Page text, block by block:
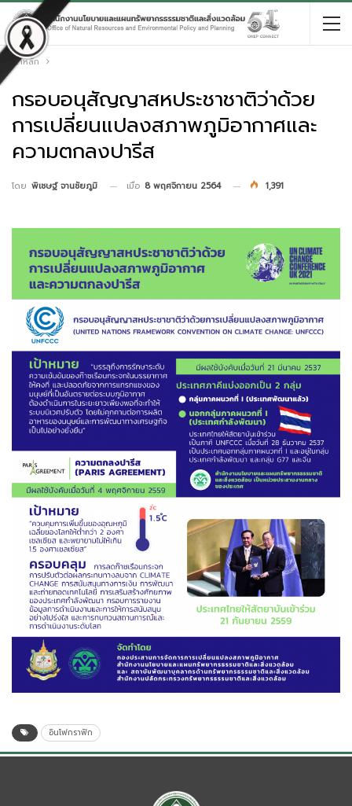
หน้าหลัก
กรอบอนุสัญญาสหประชาชาติว่าด้วย
การเปลี่ยนแปลงสภาพภูมิอากาศและ
ความตกลงปารีส
โดย พิเชษฐ์ จานชัยภูมิ เมื่อ 8 พฤศจิกายน 2564 1,391
อินโฟกราฟิก